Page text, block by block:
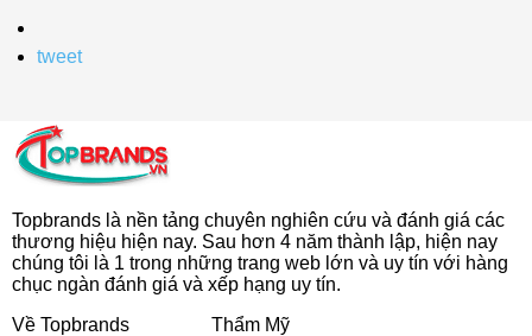
tweet
Topbrands là nền tảng chuyên nghiên cứu và đánh giá các
thương hiệu hiện nay. Sau hơn 4 năm thành lập, hiện nay
chúng tôi là 1 trong những trang web lớn và uy tín với hàng
chục ngàn đánh giá và xếp hạng uy tín.
Về Topbrands
Thẩm Mỹ